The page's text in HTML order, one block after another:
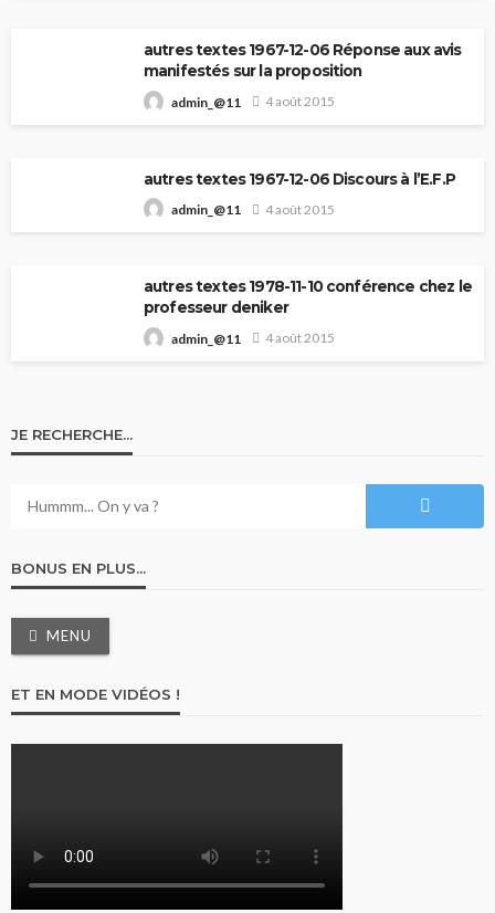
autres textes 1967-12-06 Réponse aux avis
manifestés sur la proposition
admin_@11 4 août 2015
autres textes 1967-12-06 Discours à l’E.F.P
admin_@11 4 août 2015
autres textes 1978-11-10 conférence chez le
professeur deniker
admin_@11 4 août 2015
JE RECHERCHE…
BONUS EN PLUS…
MENU
ET EN MODE VIDÉOS !